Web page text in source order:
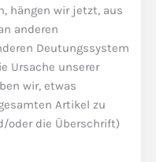
hängen wir jetzt, aus
anderen
Deutungssystem
Ursache unserer
wir, etwas
Artikel zu
oder die Überschrift)